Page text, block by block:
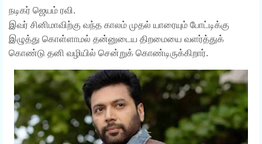
நடிகர் ஜெயம் ரவி.
இவர் சினிமாவிற்கு வந்த காலம் முதல் யாரையும் போட்டிக்கு
இழுத்து கொள்ளாமல் தன்னுடைய திறமையை வளர்த்துக்
கொண்டு தனி வழியில் சென்றுக் கொண்டிருக்கிறார்.